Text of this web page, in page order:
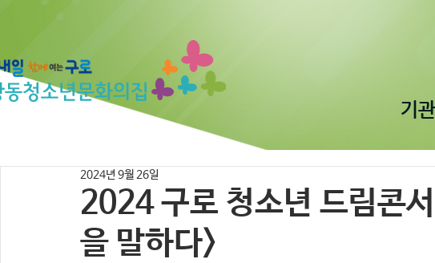
기
2024 구로 청소년 드림콘
을 말하다>
2024년 9월 26일